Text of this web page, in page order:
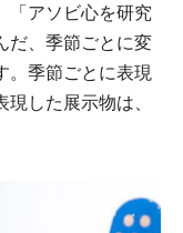
「アソビ心を研究
だ、季節ごとに変
。季節ごとに表現
した展示物は、